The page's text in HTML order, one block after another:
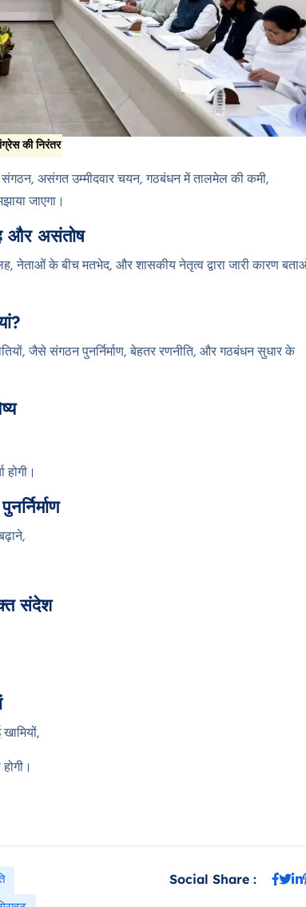
की निरंतर
संगठन, असंगत उम्मीदवार चयन, गठबंधन में तालमेल की कमी,
जाएगा।
और असंतोष
नेताओं के बीच मतभेद, और शासकीय नेतृत्व द्वारा जारी कारण
जैसे संगठन पुनर्निर्माण, बेहतर रणनीति, और गठबंधन सुधार के
संदेश
Social Share :